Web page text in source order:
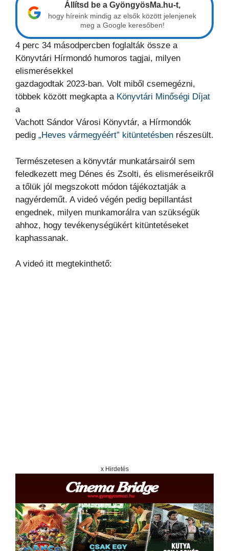
Állítsd be a GyöngyösMa.hu-t,
hogy híreink mindig az elsők között jelenjenek
meg a Google keresőben!
4 perc 34 másodpercben foglalták össze a
Könyvtári Hírmondó humoros tagjai, milyen
elismerésekkel
gazdagodtak 2023-ban. Volt miből csemegézni,
többek között megkapta a Könyvtári Minőségi Díjat
a
Vachott Sándor Városi Könyvtár, a Hírmondók
pedig „Heves vármegyéért” kitüntetésben részesült.
Természetesen a könyvtár munkatársairól sem
feledkezett meg Dénes és Zsolti, és elismeréseikről
a tőlük jól megszokott módon tájékoztatják a
nagyérdeműt. A videó végén pedig bepillantást
engednek, milyen munkamorálra van szükségük
ahhoz, hogy tevékenységükért kitüntetéseket
kaphassanak.
A videó itt megtekinthető:
x Hirdetés